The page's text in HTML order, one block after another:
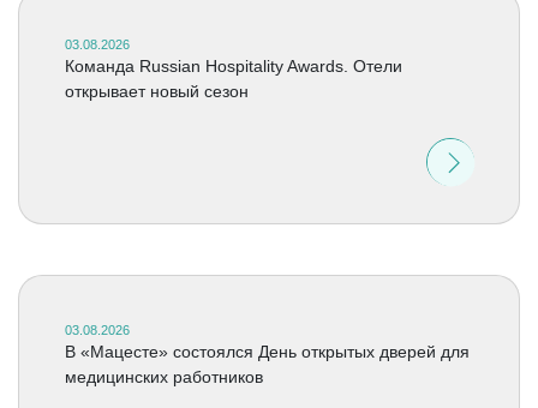
03.08.2026
Команда Russian Hospitality Awards. Отели
открывает новый сезон
03.08.2026
В «Мацесте» состоялся День открытых дверей для
медицинских работников